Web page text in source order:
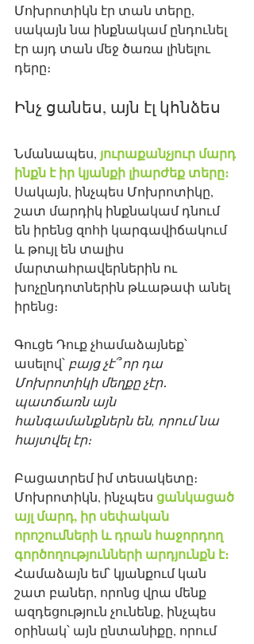
Մոխրոտիկն էր տան տերը,
սակայն նա ինքնակամ ընդունել
էր այդ տան մեջ ծառա լինելու
դերը։
Ինչ ցանես, այն էլ կհնձես
Նմանապես, յուրաքանչյուր մարդ
ինքն է իր կյանքի լիարժեք տերը։
Սակայն, ինչպես Մոխրոտիկը,
շատ մարդիկ ինքնակամ դնում
են իրենց զոհի կարգավիճակում
և թույլ են տալիս
մարտահրավերներին ու
խոչընդոտներին թևաթափ անել
իրենց։
Գուցե Դուք չհամաձայնեք՝
ասելով՝ բայց չէ՞ որ դա
Մոխրոտիկի մեղքը չէր․
պատճառն այն
հանգամանքներն են, որում նա
հայտվել էր։
Բացատրեմ իմ տեսակետը։
Մոխրոտիկն, ինչպես ցանկացած
այլ մարդ, իր սեփական
որոշումների և դրան հաջորդող
գործողությունների արդյունքն է։
Համաձայն եմ՝ կյանքում կան
շատ բաներ, որոնց վրա մենք
ազդեցություն չունենք, ինչպես
օրինակ՝ այն ընտանիքը, որում